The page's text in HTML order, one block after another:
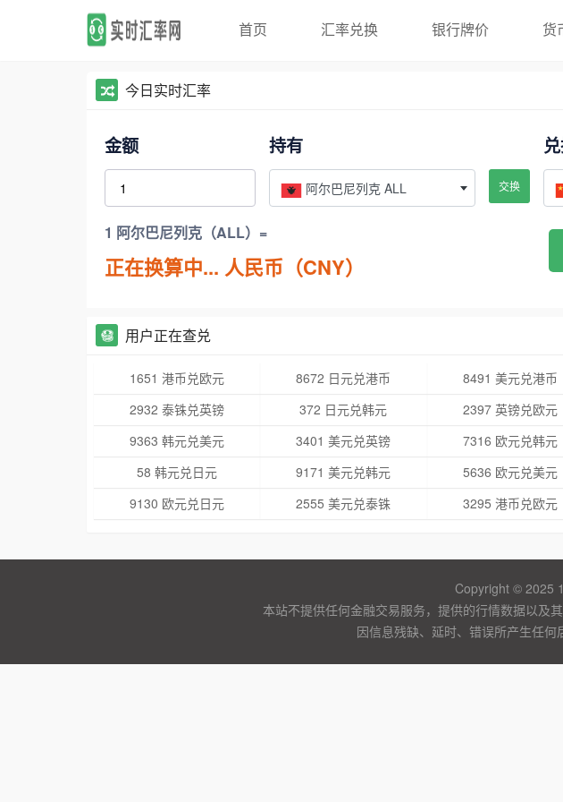
首页 汇率兑换 银行牌价 货
今日实时汇率
金额 持有
阿尔巴尼列克 ALL 交换
1 阿尔巴尼列克（ALL）=
正在换算中... 人民币（CNY）
用户正在查兑
1651 港币兑欧元 8672 日元兑港币 8491 美元兑港币
2932 泰铢兑英镑
372 日元兑韩元 2397 英镑兑欧元
9363 韩元兑美元
3401 美元兑英镑 7316 欧元兑韩元
58 韩元兑日元
9171 美元兑韩元 5636 欧元兑美元
9130 欧元兑日元
2555 美元兑泰铢 3295 港币兑欧元
Copyright © 2025
本站不提供任何金融交易服务，提供的行情数据以及
因信息残缺、延时、错误所产生任何